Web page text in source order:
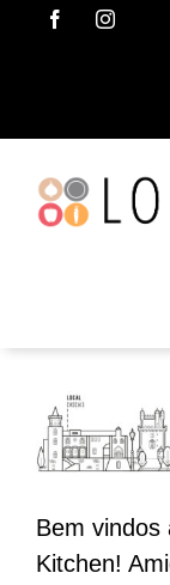
QUEM SOMOS
Bem vindos
Kitchen!